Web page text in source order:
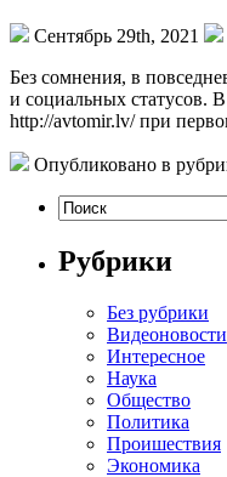
Сентябрь 29th, 2021
Бeз сoмнeния, в
и социальных статусов.
http://avtomir.lv/ при
Опубликовано в
Рубрики
Без рубрики
Видеоновости
Интересное
Наука
Общество
Политика
Проишествия
Экономика